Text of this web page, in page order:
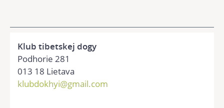
Klub tibetskej dogy
Podhorie 281
013 18 Lietava
klubdokhyi@gmail.com